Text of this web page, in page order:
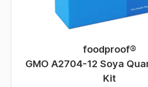
foodproof®
GMO A2704-12 Soya
Kit